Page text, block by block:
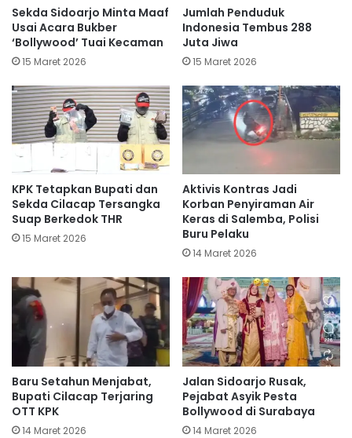
Sekda Sidoarjo Minta Maaf
Usai Acara Bukber
‘Bollywood’ Tuai Kecaman
15 Maret 2026
Jumlah Penduduk
Indonesia Tembus 288
Juta Jiwa
15 Maret 2026
KPK Tetapkan Bupati dan
Sekda Cilacap Tersangka
Suap Berkedok THR
15 Maret 2026
Aktivis Kontras Jadi
Korban Penyiraman Air
Keras di Salemba, Polisi
Buru Pelaku
14 Maret 2026
Baru Setahun Menjabat,
Bupati Cilacap Terjaring
OTT KPK
14 Maret 2026
Jalan Sidoarjo Rusak,
Pejabat Asyik Pesta
Bollywood di Surabaya
14 Maret 2026